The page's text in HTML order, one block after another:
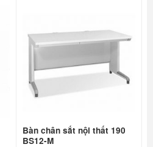
Bàn chân sắt nội thất 190
BS12-M